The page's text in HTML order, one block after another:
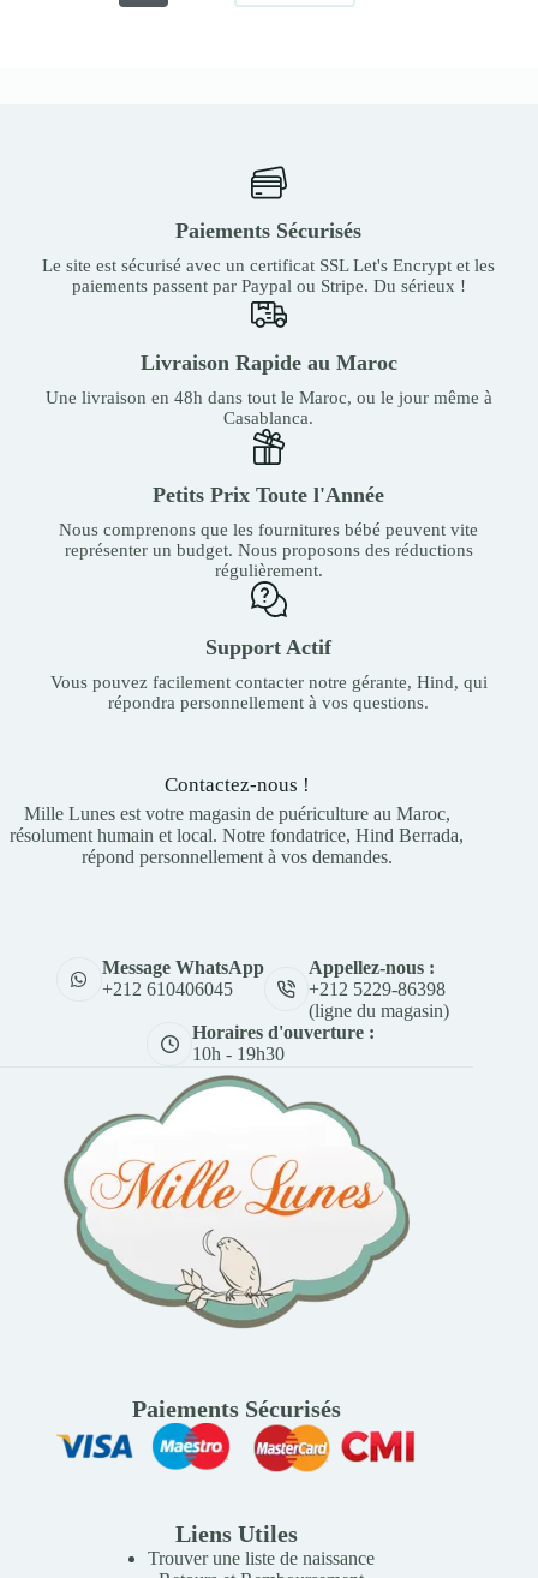
Paiements Sécurisés
Le site est sécurisé avec un certificat SSL Let's Encrypt et les
paiements passent par Paypal ou Stripe. Du sérieux !
Livraison Rapide au Maroc
Une livraison en 48h dans tout le Maroc, ou le jour même à
Casablanca.
Petits Prix Toute l'Année
Nous comprenons que les fournitures bébé peuvent vite
représenter un budget. Nous proposons des réductions
régulièrement.
Support Actif
Vous pouvez facilement contacter notre gérante, Hind, qui
répondra personnellement à vos questions.
Contactez-nous !
Mille Lunes est votre magasin de puériculture au Maroc,
résolument humain et local. Notre fondatrice, Hind Berrada,
répond personnellement à vos demandes.
Message WhatsApp
+212 610406045
Appellez-nous :
+212 5229-86398
(ligne du magasin)
Horaires d'ouverture :
10h - 19h30
Paiements Sécurisés
Liens Utiles
Trouver une liste de naissance